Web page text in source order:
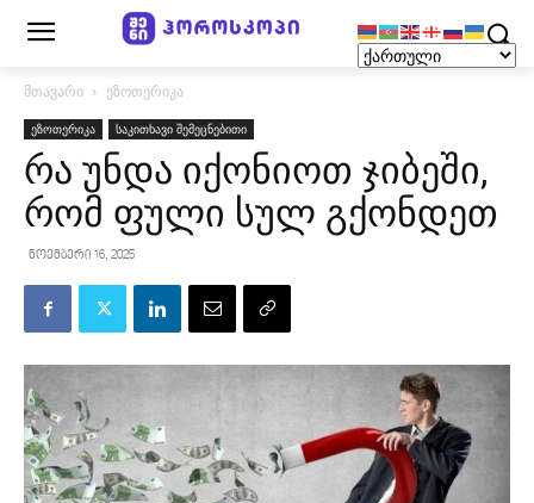
მთავარი ეზოთერიკა
ეზოთერიკა საკითხავი შემეცნებითი
რა უნდა იქონიოთ ჯიბეში,
რომ ფული სულ გქონდეთ
ნოემბერი 16, 2025